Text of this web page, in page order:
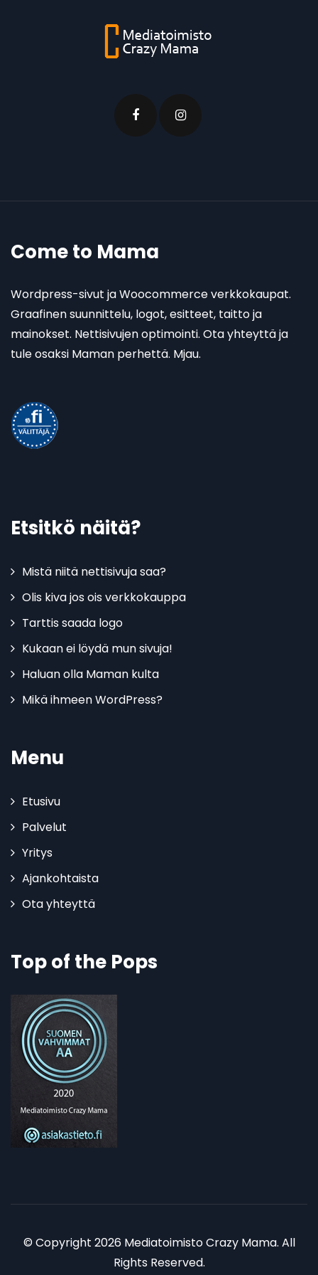
Come to Mama
Wordpress-sivut ja Woocommerce verkkokaupat.
Graafinen suunnittelu, logot, esitteet, taitto ja
mainokset. Nettisivujen optimointi. Ota yhteyttä ja
tule osaksi Maman perhettä. Mjau.
Etsitkö näitä?
Mistä niitä nettisivuja saa?
Olis kiva jos ois verkkokauppa
Tarttis saada logo
Kukaan ei löydä mun sivuja!
Haluan olla Maman kulta
Mikä ihmeen WordPress?
Menu
Etusivu
Palvelut
Yritys
Ajankohtaista
Ota yhteyttä
Top of the Pops
© Copyright 2026 Mediatoimisto Crazy Mama. All
Rights Reserved.